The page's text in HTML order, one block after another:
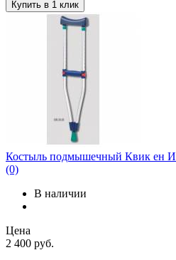
Купить в 1 клик
Костыль подмышечный Квик ен
(0)
В наличии
Цена
2 400 руб.